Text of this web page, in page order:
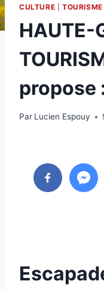
CULTURE TOURISME
HAUTE-
propose
Par Lucien Espouy